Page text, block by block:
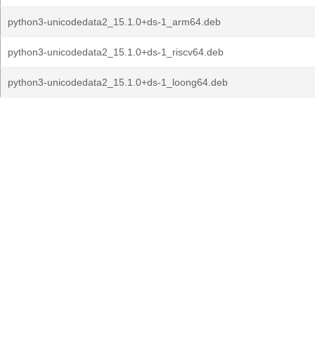
python3-unicodedata2_15.1.0+ds-1_arm64.deb
python3-unicodedata2_15.1.0+ds-1_riscv64.deb
python3-unicodedata2_15.1.0+ds-1_loong64.deb